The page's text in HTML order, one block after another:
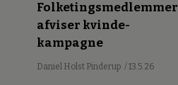
Folketingsmedlemmer
afviser kvinde-
kampagne
Daniel Holst Pinderup / 13.5.26